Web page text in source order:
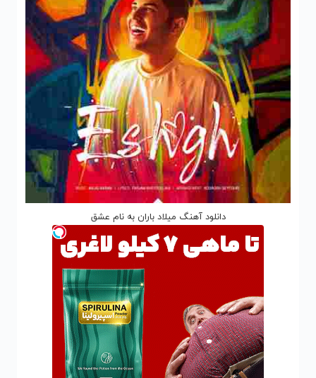
دانلود آهنگ میلاد باران به نام عشق